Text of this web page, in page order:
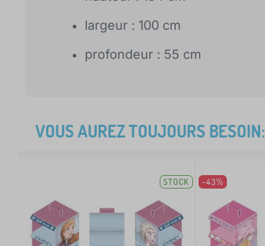
largeur : 100 cm
profondeur : 55 cm
VOUS AUREZ TOUJOURS BESOIN:
STOCK -43%